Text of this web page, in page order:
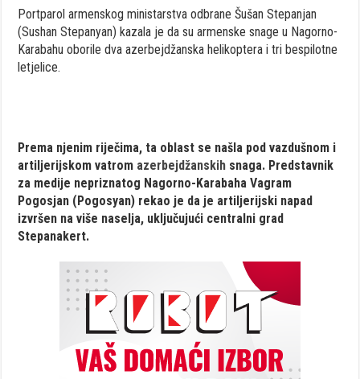
Portparol armenskog ministarstva odbrane Šušan Stepanjan
(Sushan Stepanyan) kazala je da su armenske snage u Nagorno-
Karabahu oborile dva azerbejdžanska helikoptera i tri bespilotne
letjelice.
Prema njenim riječima, ta oblast se našla pod vazdušnom i
artiljerijskom vatrom azerbejdžanskih snaga. Predstavnik
za medije nepriznatog Nagorno-Karabaha Vagram
Pogosjan (Pogosyan) rekao je da je artiljerijski napad
izvršen na više naselja, uključujući centralni grad
Stepanakert.